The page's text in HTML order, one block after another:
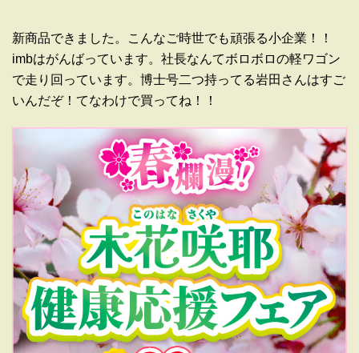
新商品できました。こんなご時世でも頑張る小企業！！
imbはがんばっています。社長なんてボロボロの軽ワゴン
で走り回っています。博士号二つ持ってる岩田さんはすご
いんだぞ！てなわけで買ってね！！